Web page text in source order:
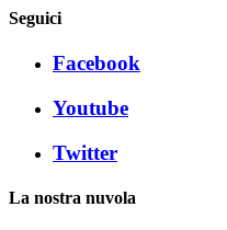
Seguici
Facebook
Youtube
Twitter
La nostra nuvola